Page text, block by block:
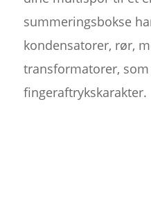
summeringsbokse
kondensatorer, rør,
transformatorer,
fingeraftrykskarakter.